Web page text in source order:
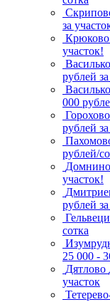
за
Крюково
участок!
рублей
000
рублей
рублей/
Домнино
участок!
рублей
сотка
25 000 -
Дятлово
участок